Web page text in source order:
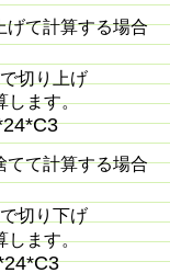
げて計算する場合
切り上げ
ます。
てて計算する場合
す）
切り下げ
ます。